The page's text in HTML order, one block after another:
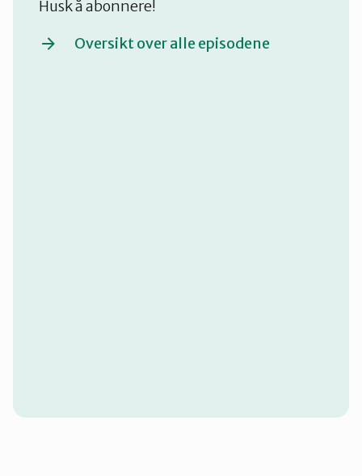
Husk å abonnere!
Oversikt over alle episodene